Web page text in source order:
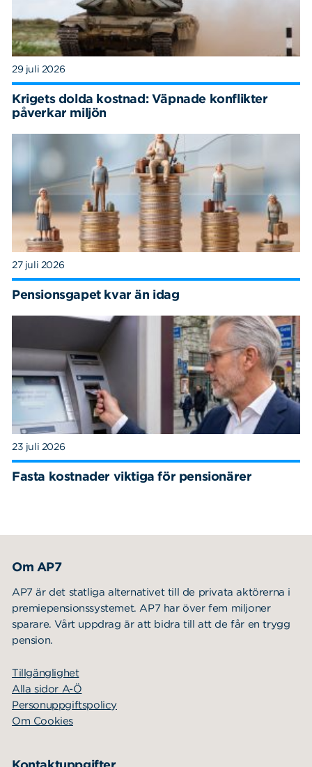
29 juli 2026
Krigets dolda kostnad: Väpnade konflikter
påverkar miljön
27 juli 2026
Pensionsgapet kvar än idag
23 juli 2026
Fasta kostnader viktiga för pensionärer
Om AP7
AP7 är det statliga alternativet till de privata aktörerna i
premiepensionssystemet. AP7 har över fem miljoner
sparare. Vårt uppdrag är att bidra till att de får en trygg
pension.
Tillgänglighet
Alla sidor A-Ö
Personuppgiftspolicy
Om Cookies